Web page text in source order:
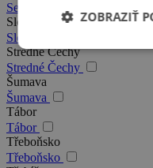
Severné Čechy
Slovácko
Slovácko
Stredné Čechy
Stredné Čechy
Šumava
Šumava
Tábor
Tábor
Třeboňsko
Třeboňsko
ZOBRAZIŤ